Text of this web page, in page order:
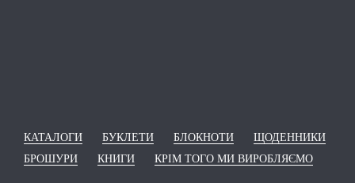
КАТАЛОГИ БУКЛЕТИ БЛОКНОТИ
ЩОДЕННИКИ
БРОШУРИ
КНИГИ КРІМ ТОГО МИ ВИРОБЛЯЄМО